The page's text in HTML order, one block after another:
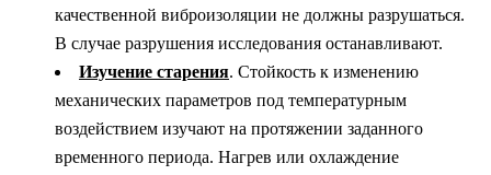
качественной виброизоляции не должны разрушаться.
В случае разрушения исследования останавливают.
Изучение старения. Стойкость к изменению
механических параметров под температурным
воздействием изучают на протяжении заданного
временного периода. Нагрев или охлаждение